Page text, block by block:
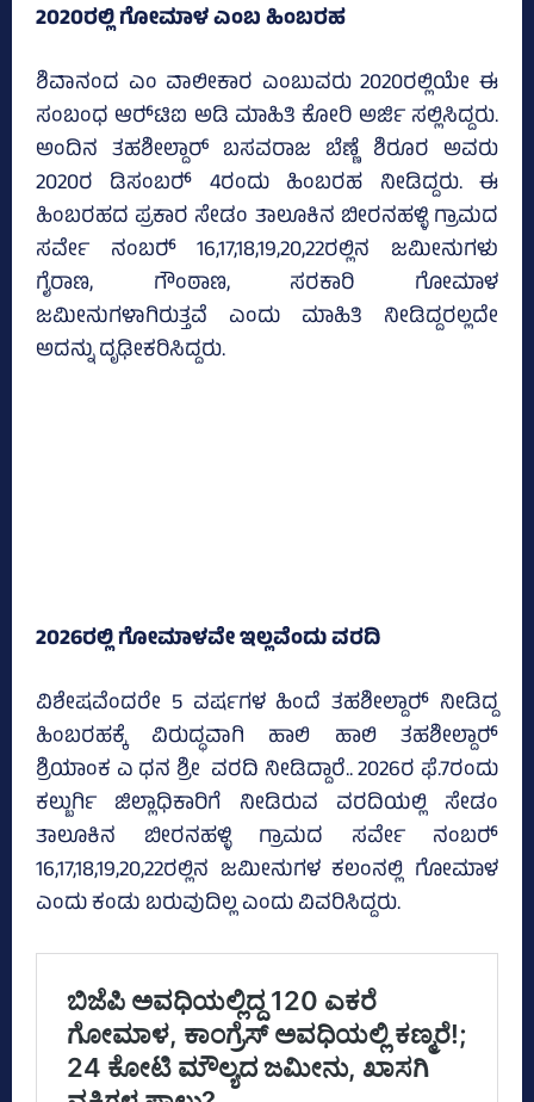
2020ರಲ್ಲಿ ಗೋಮಾಳ ಎಂಬ ಹಿಂಬರಹ
ಶಿವಾನಂದ ಎಂ ವಾಲೀಕಾರ ಎಂಬುವರು 2020ರಲ್ಲಿಯೇ ಈ
ಸಂಬಂಧ ಆರ್‍‌ಟಿಐ ಅಡಿ ಮಾಹಿತಿ ಕೋರಿ ಅರ್ಜಿ ಸಲ್ಲಿಸಿದ್ದರು.
ಅಂದಿನ ತಹಶೀಲ್ದಾರ್ ಬಸವರಾಜ ಬೆಣ್ಣೆ ಶಿರೂರ ಅವರು
2020ರ ಡಿಸಂಬರ್‍‌ 4ರಂದು ಹಿಂಬರಹ ನೀಡಿದ್ದರು. ಈ
ಹಿಂಬರಹದ ಪ್ರಕಾರ ಸೇಡಂ ತಾಲೂಕಿನ ಬೀರನಹಳ್ಳಿ ಗ್ರಾಮದ
ಸರ್ವೇ ನಂಬರ್‍‌ 16,17,18,19,20,22ರಲ್ಲಿನ ಜಮೀನುಗಳು
ಗೈರಾಣ, ಗೌಂಠಾಣ, ಸರಕಾರಿ ಗೋಮಾಳ
ಜಮೀನುಗಳಾಗಿರುತ್ತವೆ ಎಂದು ಮಾಹಿತಿ ನೀಡಿದ್ದರಲ್ಲದೇ
ಅದನ್ನು ದೃಢೀಕರಿಸಿದ್ದರು.
2026ರಲ್ಲಿ ಗೋಮಾಳವೇ ಇಲ್ಲವೆಂದು ವರದಿ
ವಿಶೇಷವೆಂದರೇ 5 ವರ್ಷಗಳ ಹಿಂದೆ ತಹಶೀಲ್ದಾರ್‍‌ ನೀಡಿದ್ದ
ಹಿಂಬರಹಕ್ಕೆ ವಿರುದ್ಧವಾಗಿ ಹಾಲಿ ಹಾಲಿ ತಹಶೀಲ್ದಾರ್‍
ಶ್ರಿಯಾಂಕ ಎ ಧನ ಶ್ರೀ ‌ ವರದಿ ನೀಡಿದ್ದಾರೆ.. 2026ರ ಫೆ.7ರಂದು
ಕಲ್ಬುರ್ಗಿ ಜಿಲ್ಲಾಧಿಕಾರಿಗೆ ನೀಡಿರುವ ವರದಿಯಲ್ಲಿ ಸೇಡಂ
ತಾಲೂಕಿನ ಬೀರನಹಳ್ಳಿ ಗ್ರಾಮದ ಸರ್ವೇ ನಂಬರ್‍‌
16,17,18,19,20,22ರಲ್ಲಿನ ಜಮೀನುಗಳ ಕಲಂನಲ್ಲಿ ಗೋಮಾಳ
ಎಂದು ಕಂಡು ಬರುವುದಿಲ್ಲ ಎಂದು ವಿವರಿಸಿದ್ದರು.